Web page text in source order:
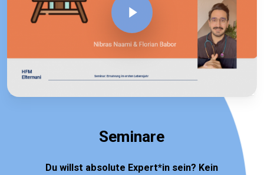
Seminare
Du willst absolute Expert*in sein? Kein